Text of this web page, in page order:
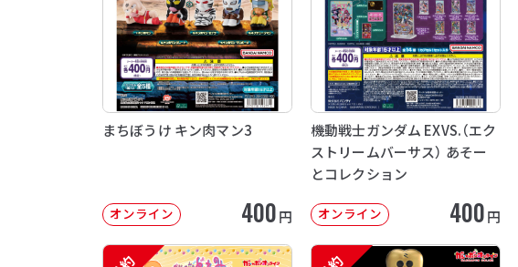
まちぼうけ キン肉マン3
オンライン 400円
機動戦士ガンダム EXVS.（エク
ストリームバーサス） あそー
とコレクション
オンライン 400円